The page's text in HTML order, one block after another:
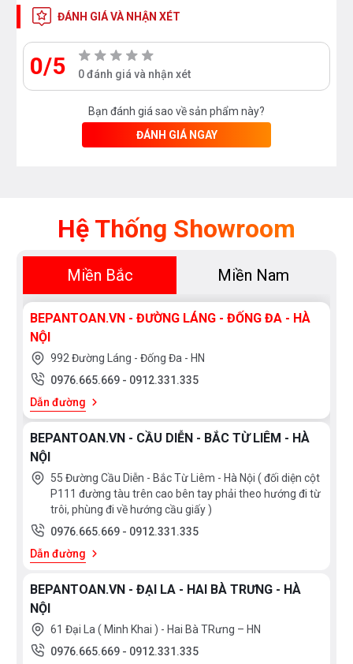
dễ dàng vệ sinh, lau chùi, không bị vôi hóa hay bám
cặn bẩn trong thời gian dài sử dụng.
* Tay sen có 3 chế độ phun nước khác nhau cho bạn
lựa chọn tùy theo sở thích
ĐÁNH GIÁ VÀ NHẬN XÉT
0/5 0 đánh giá và nhận xét
Bạn đánh giá sao về sản phẩm này?
ĐÁNH GIÁ NGAY
Hệ Thống Showroom
Miền Bắc Miền Nam
BEPANTOAN.VN - ĐƯỜNG LÁNG - ĐỐNG ĐA - HÀ
NỘI
992 Đường Láng - Đống Đa - HN
0976.665.669 - 0912.331.335
Dẫn đường
BEPANTOAN.VN - CẦU DIỄN - BẮC TỪ LIÊM - HÀ
NỘI
55 Đường Cầu Diễn - Bắc Từ Liêm - Hà Nội ( đối diện cột
P111 đường tàu trên cao bên tay phải theo hướng đi từ
trôi, phùng đi về hướng cầu giấy )
0976.665.669 - 0912.331.335
Dẫn đường
BEPANTOAN.VN - ĐẠI LA - HAI BÀ TRƯNG - HÀ
NỘI
61 Đại La ( Minh Khai ) - Hai Bà TRưng – HN
0976.665.669 - 0912.331.335